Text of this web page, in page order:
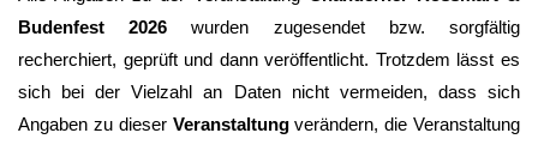
Budenfest 2026 wurden zugesendet bzw. sorgfältig
recherchiert, geprüft und dann veröffentlicht. Trotzdem lässt es
sich bei der Vielzahl an Daten nicht vermeiden, dass sich
Angaben zu dieser Veranstaltungverändern, die Veranstaltung